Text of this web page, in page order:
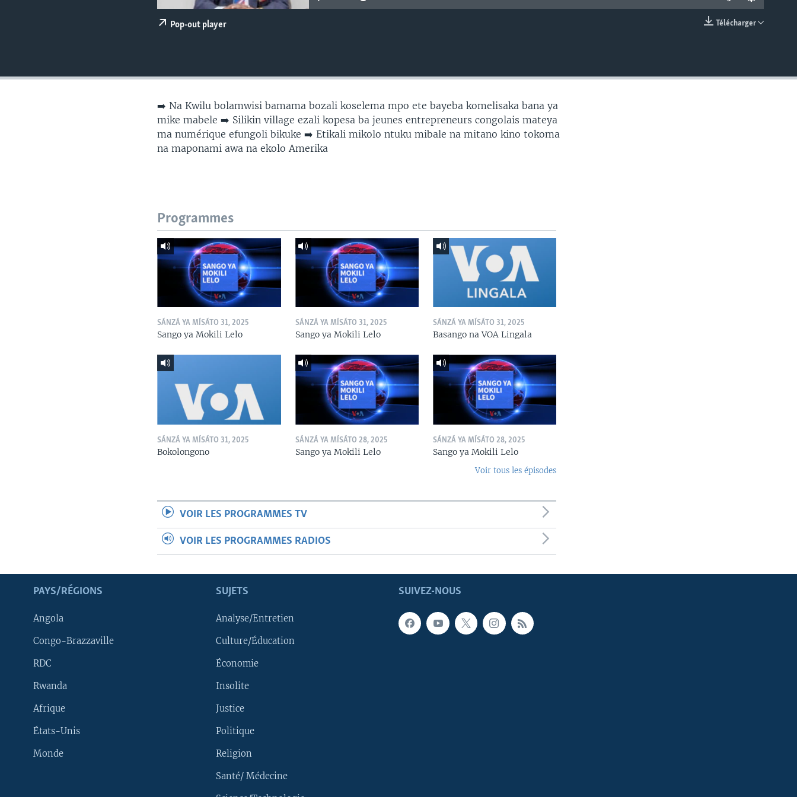
Télécharger
Pop-out player
➡️ Na Kwilu bolamwisi bamama bozali koselema mpo ete bayeba komelisaka bana ya
mike mabele ➡️ Silikin village ezali kopesa ba jeunes entrepreneurs congolais mateya
ma numérique efungoli bikuke ➡️ Etikali mikolo ntuku mibale na mitano kino tokoma
na maponami awa na ekolo Amerika
Programmes
SÁNZÁ YA MÍSÁTO 31, 2025
Sango ya Mokili Lelo
SÁNZÁ YA MÍSÁTO 31, 2025
Sango ya Mokili Lelo
SÁNZÁ YA MÍSÁTO 31, 2025
Basango na VOA Lingala
SÁNZÁ YA MÍSÁTO 31, 2025
Bokolongono
SÁNZÁ YA MÍSÁTO 28, 2025
Sango ya Mokili Lelo
SÁNZÁ YA MÍSÁTO 28, 2025
Sango ya Mokili Lelo
Voir tous les épisodes
VOIR LES PROGRAMMES TV
VOIR LES PROGRAMMES RADIOS
SUIVEZ-NOUS
PAYS/RÉGIONS
Angola
Congo-Brazzaville
RDC
Rwanda
Afrique
États-Unis
Monde
SUJETS
Analyse/Entretien
Culture/Éducation
Économie
Insolite
Justice
Politique
Religion
Santé/ Médecine